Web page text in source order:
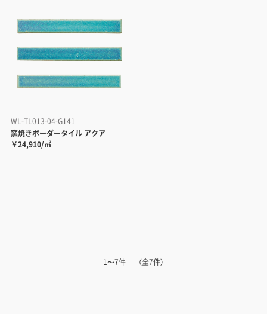
WL-TL013-04-G141
窯焼きボーダータイル アクア
￥24,910/㎡
1〜7件 （全7件）